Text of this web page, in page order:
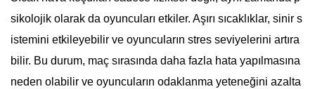
sikolojik olarak da oyuncuları etkiler. Aşırı sıcaklıklar, sinir s
istemini etkileyebilir ve oyuncuların stres seviyelerini artıra
bilir. Bu durum, maç sırasında daha fazla hata yapılmasına
neden olabilir ve oyuncuların odaklanma yeteneğini azalta